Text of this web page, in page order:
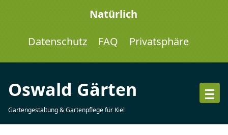
content
Natürlich
Datenschutz
FAQ Privatsphäre
Oswald Gärten
Gartengestaltung & Gartenpflege für Kiel